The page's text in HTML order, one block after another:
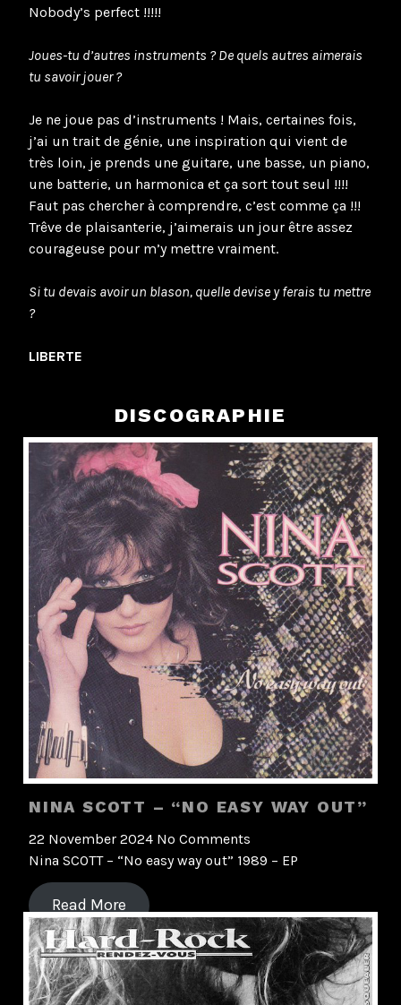
Nobody’s perfect !!!!!
Joues-tu d’autres instruments ? De quels autres aimerais
tu savoir jouer ?
Je ne joue pas d’instruments ! Mais, certaines fois,
j’ai un trait de génie, une inspiration qui vient de
très loin, je prends une guitare, une basse, un piano,
une batterie, un harmonica et ça sort tout seul !!!!
Faut pas chercher à comprendre, c’est comme ça !!!
Trêve de plaisanterie, j’aimerais un jour être assez
courageuse pour m’y mettre vraiment.
Si tu devais avoir un blason, quelle devise y ferais tu mettre
?
LIBERTE
DISCOGRAPHIE
NINA SCOTT – “NO EASY WAY OUT”
22 November 2024 No Comments
Nina SCOTT – “No easy way out” 1989 – EP
Read More